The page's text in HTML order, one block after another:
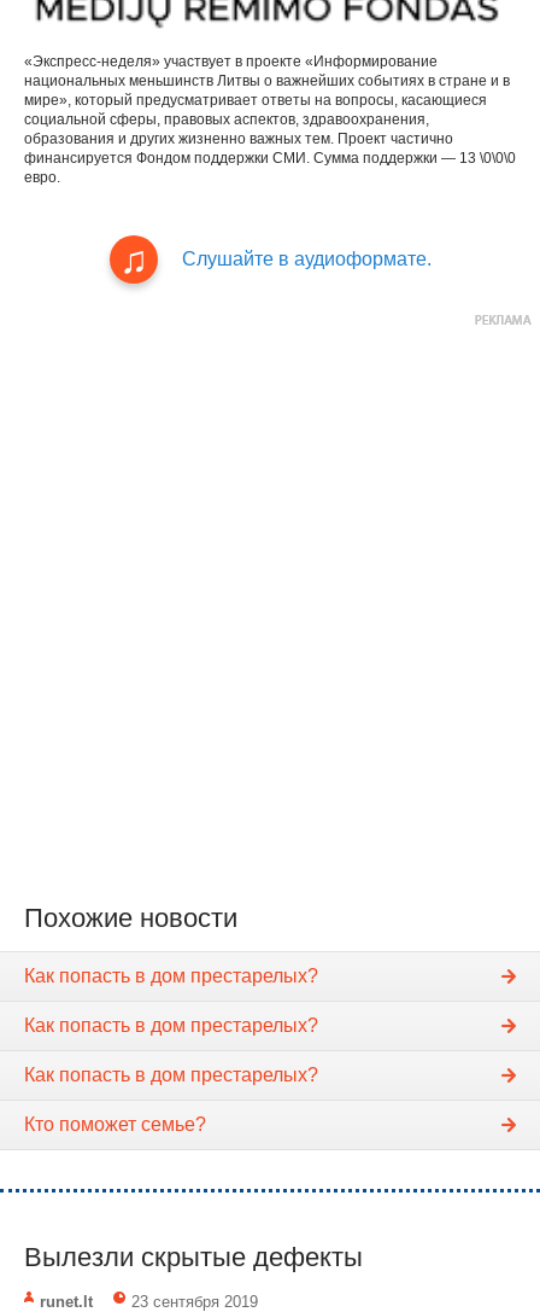
«Экспресс-неделя» участвует в проекте «Информирование
национальных меньшинств Литвы о важнейших событиях в стране и в
мире», который предусматривает ответы на вопросы, касающиеся
социальной сферы, правовых аспектов, здравоохранения,
образования и других жизненно важных тем. Проект частично
финансируется Фондом поддержки СМИ. Сумма поддержки — 13 \0\0\0
евро.
Слушайте в аудиоформате.
Похожие новости
Как попасть в дом престарелых?
Как попасть в дом престарелых?
Как попасть в дом престарелых?
Кто поможет семье?
Вылезли скрытые дефекты
runet.lt 23 сентября 2019